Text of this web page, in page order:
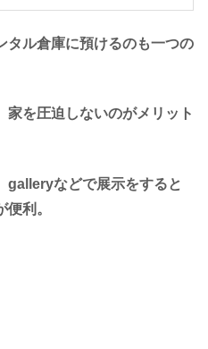
タル倉庫に預けるのも一つの
家を圧迫しないのがメリット
galleryなどで展示をすると
利。